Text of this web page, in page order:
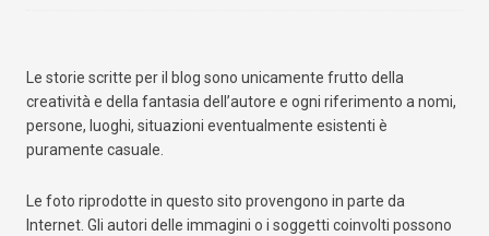
Le storie scritte per il blog sono unicamente frutto della
creatività e della fantasia dell’autore e ogni riferimento a nomi,
persone, luoghi, situazioni eventualmente esistenti è
puramente casuale.
Le foto riprodotte in questo sito provengono in parte da
Internet. Gli autori delle immagini o i soggetti coinvolti possono